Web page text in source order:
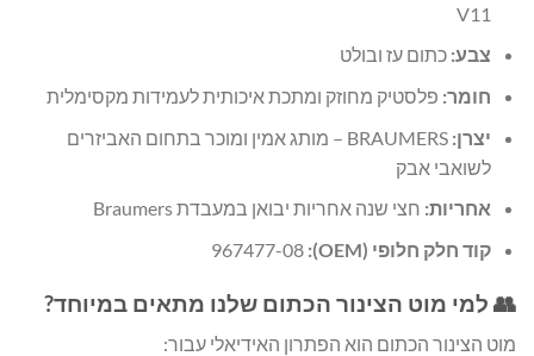
V11
צבע: כתום עז ובולט
חומר: פלסטיק מחוזק ומתכת איכותית לעמידות מקסימלית
יצרן:
BRAUMERS – מותג אמין ומוכר בתחום האביזרים
לשואבי אבק
אחריות: חצי שנה אחריות יבואן במעבדת Braumers
קוד חלק חלופי (OEM):
👥 למי מוט הצינור הכתום שלנו מתאים במיוחד?
מוט הצינור הכתום הוא הפתרון האידיאלי עבור: